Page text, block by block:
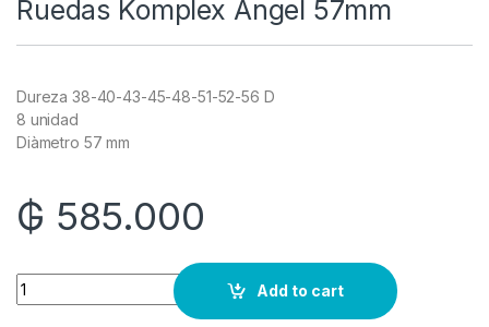
Ruedas Komplex Angel 57mm
Dureza 38-40-43-45-48-51-52-56 D
8 unidad
Diàmetro 57 mm
₲ 585.000
Quantity
Add to cart